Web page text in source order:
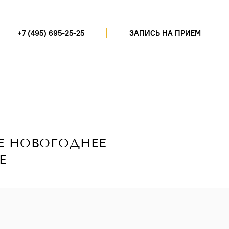
+7 (495) 695-25-25 ЗАПИСЬ НА ПРИЕМ
НОВОГОДНЕЕ